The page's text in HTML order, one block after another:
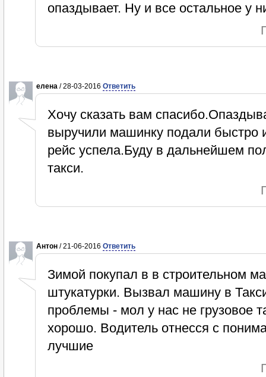
опаздывает. Ну и все остальное у
елена / 28-03-2016 Ответить
Хочу сказать вам
выручили машинку подали быстро
рейс успела.Буду в дальнейшем
такси.
Антон / 21-06-2016 Ответить
Зимой покупал в в строительном
штукатурки. Вызвал машину в
проблемы - мол у нас не грузовое
хорошо. Водитель отнесся с
лучшие